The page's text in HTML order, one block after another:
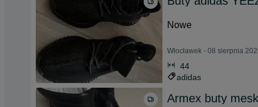
Nowe
Włocławek - 08 sierpnia
44
adidas
Armex buty